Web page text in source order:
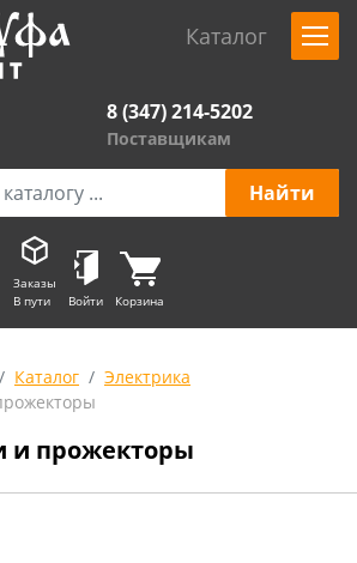
Каталог
8 (347) 214-5202
Поставщикам
Заказы
В пути
Войти Корзина
Каталог
Электрика
и прожекторы